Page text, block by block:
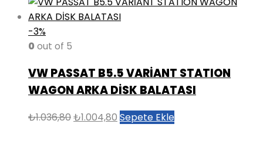
-3%
0 out of 5
VW PASSAT B5.5 VARİANT STATION
WAGON ARKA DİSK BALATASI
₺1.036,80Orijinal
₺1.004,80 Şu
Sepete Ekle